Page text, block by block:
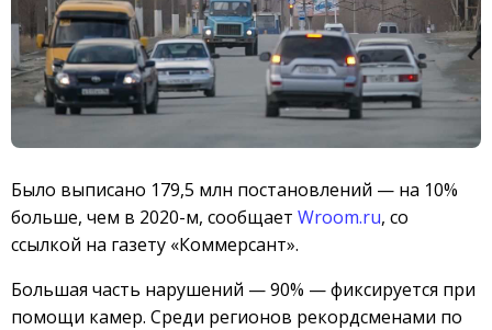
Было выписано 179,5 млн постановлений — на 10%
больше, чем в 2020-м, сообщает Wroom.ru, со
ссылкой на газету «Коммерсант».
Большая часть нарушений — 90% — фиксируется при
помощи камер. Среди регионов рекордсменами по